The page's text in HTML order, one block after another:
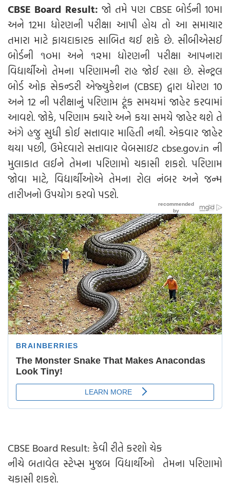
CBSE Board Result: જો તમે પણ CBSE બોર્ડની 10મા
અને 12મા ધોરણની પરીક્ષા આપી હોય તો આ સમાચાર
તમારા માટે ફાયદાકારક સાબિત થઈ શકે છે. સીબીએસઈ
બોર્ડની ૧૦મા અને ૧૨મા ધોરણની પરીક્ષા આપનારા
વિદ્યાર્થીઓ તેમના પરિણામની રાહ જોઈ રહ્યા છે. સેન્ટ્રલ
બોર્ડ ઓફ સેકન્ડરી એજ્યુકેશન (CBSE) દ્વારા ધોરણ 10
અને 12 ની પરીક્ષાનું પરિણામ ટૂંક સમયમાં જાહેર કરવામાં
આવશે. જોકે, પરિણામ ક્યારે અને કયા સમયે જાહેર થશે તે
અંગે હજુ સુધી કોઈ સત્તાવાર માહિતી નથી. એકવાર જાહેર
થયા પછી, ઉમેદવારો સત્તાવાર વેબસાઇટ cbse.gov.in ની
મુલાકાત લઈને તેમના પરિણામો ચકાસી શકશે. પરિણામ
જોવા માટે, વિદ્યાર્થીઓએ તેમના રોલ નંબર અને જન્મ
તારીખનો ઉપયોગ કરવો પડશે.
CBSE Board Result: કેવી રીતે કરશો ચેક
નીચે બતાવેલ સ્ટેપ્સ મુજબ વિદ્યાર્થીઓ તેમના પરિણામો
ચકાસી શકશે.